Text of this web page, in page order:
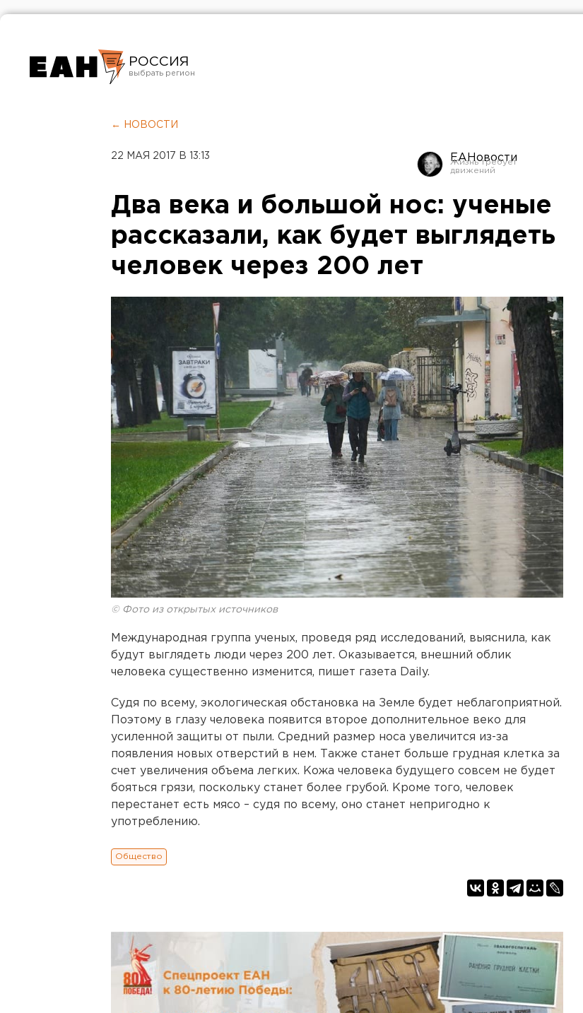
РОССИЯ
Челябинск
← НОВОСТИ
22 МАЯ 2017 В 13:13 ЕАНовости
Два века и большой нос: ученые
рассказали, как будет выглядеть
человек через 200 лет
© Фото из открытых источников
Международная группа ученых, проведя ряд исследований, выяснила, как
будут выглядеть люди через 200 лет. Оказывается, внешний облик
человека существенно изменится, пишет газета Daily.
Судя по всему, экологическая обстановка на Земле будет неблагоприятной.
Поэтому в глазу человека появится второе дополнительное веко для
усиленной защиты от пыли. Средний размер носа увеличится из-за
появления новых отверстий в нем. Также станет больше грудная клетка за
счет увеличения объема легких. Кожа человека будущего совсем не будет
бояться грязи, поскольку станет более грубой. Кроме того, человек
перестанет есть мясо – судя по всему, оно станет непригодно к
употреблению.
Общество